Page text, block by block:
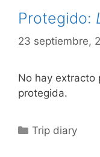
Protegido:
23 septiembre,
No hay extracto
protegida.
Categorías
Trip diary